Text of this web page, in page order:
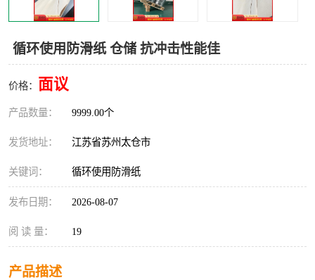
循环使用防滑纸 仓储 抗冲击性能佳
价格： 面议
产品数量： 9999.00个
发货地址： 江苏省苏州太仓市
关键词： 循环使用防滑纸
发布日期： 2026-08-07
阅 读 量： 19
产品描述